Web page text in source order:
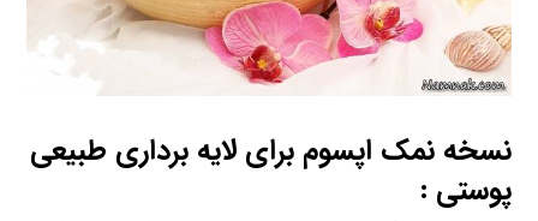
نسخه نمک اپسوم برای لایه برداری طبیعی
پوستی :